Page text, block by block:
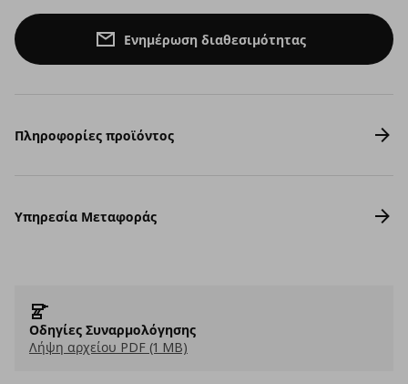
Ενημέρωση διαθεσιμότητας
Πληροφορίες προϊόντος
Υπηρεσία Μεταφοράς
Οδηγίες Συναρμολόγησης
Λήψη αρχείου PDF (1 MB)